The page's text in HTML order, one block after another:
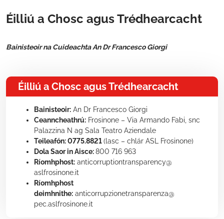
Éilliú a Chosc agus Trédhearcacht
Bainisteoir na Cuideachta An Dr Francesco Giorgi
Éilliú a Chosc agus Trédhearcacht
Bainisteoir: An Dr Francesco Giorgi
Ceanncheathrú: Frosinone – Via Armando Fabi, snc
Palazzina N ag Sala Teatro Aziendale
Teileafón: 0775.8821(lasc – chlár ASL Frosinone)
Dola Saor in Aisce:800 716 963
Ríomhphost: anticorruptiontransparency@
aslfrosinone.it
Ríomhphost
deimhnithe: anticorrupzionetransparenza@
pec.aslfrosinone.it